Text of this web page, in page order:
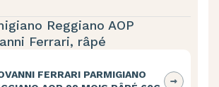
Reggiano AOP
Ferrari, râpé
FERRARI PARMIGIANO